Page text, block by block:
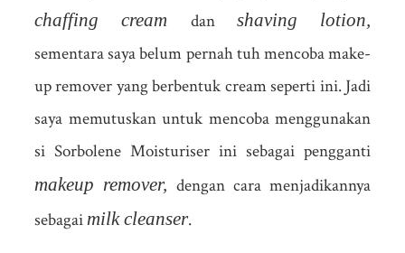
chaffing cream dan shaving lotion,
sementara saya belum pernah tuh mencoba make-
up remover yang berbentuk cream seperti ini. Jadi
saya memutuskan untuk mencoba menggunakan
si Sorbolene Moisturiser ini sebagai pengganti
makeup remover, dengan cara menjadikannya
sebagaimilk cleanser.